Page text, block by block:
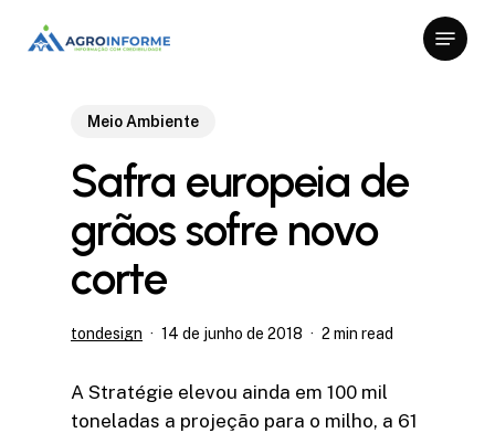
Menu
Meio Ambiente
Safra europeia de
grãos sofre novo
corte
tondesign 14 de junho de 2018 2 min read
A Stratégie elevou ainda em 100 mil
toneladas a projeção para o milho, a 61